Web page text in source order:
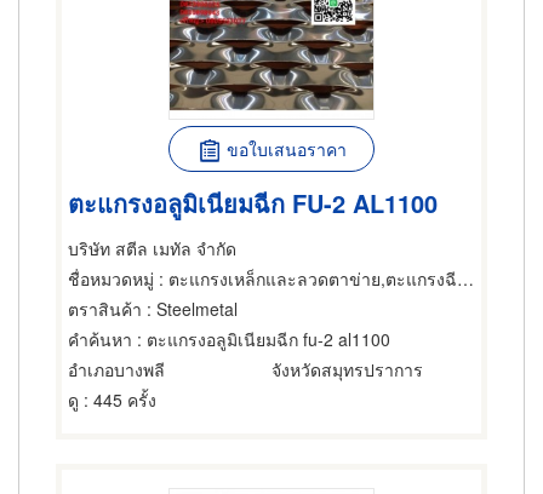
ขอใบเสนอราคา
ตะแกรงอลูมิเนียมฉีก FU-2 AL1100
บริษัท สตีล เมทัล จำกัด
ชื่อหมวดหมู่ : ตะแกรงเหล็กและลวดตาข่าย,ตะแกรงฉีกหรือตะแกรงยืด,ตะแกรงเหล็กและลวดตาข่าย
ตราสินค้า : Steelmetal
คำค้นหา : ตะแกรงอลูมิเนียมฉีก fu-2 al1100
อำเภอบางพลี
จังหวัดสมุทรปราการ
ดู : 445 ครั้ง